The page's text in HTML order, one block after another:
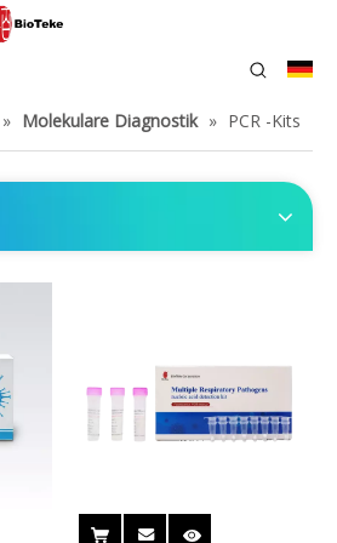
» Molekulare Diagnostik » PCR -Kits